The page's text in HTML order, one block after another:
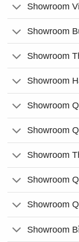
Showroom
Showroom
Showroom
Showroom
Showroom
Showroom
Showroom
Showroom
Showroom
Showroom